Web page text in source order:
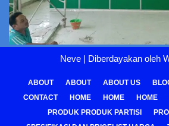
Neve| Diberdayakan oleh
ABOUT ABOUT ABOUT US
CONTACT
HOME HOME HOME
PRODUK PRODUK PARTISI